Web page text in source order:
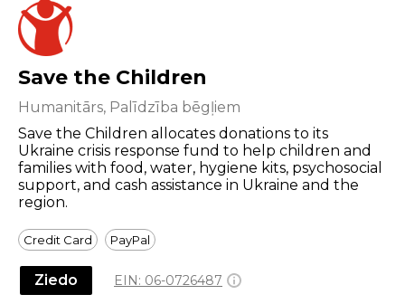
Save the Children
Humanitārs, Palīdzība bēgļiem
Save the Children allocates donations to its
Ukraine crisis response fund to help children and
families with food, water, hygiene kits, psychosocial
support, and cash assistance in Ukraine and the
region.
Credit Card PayPal
Ziedo EIN: 06-0726487